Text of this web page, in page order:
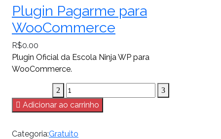
Plugin Pagarme para
WooCommerce
R$0.00
Plugin Oficial da Escola Ninja WP para
WooCommerce.
Adicionar ao carrinho
Categoria:Gratuito